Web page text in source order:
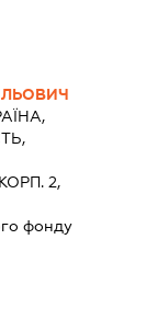
2,
фонду